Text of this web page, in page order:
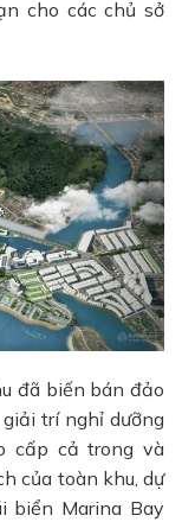
cho các chủ sở
đã biến bán đảo
trí nghỉ dưỡng
cấp cả trong và
của toàn khu, dự
biển Marina Bay